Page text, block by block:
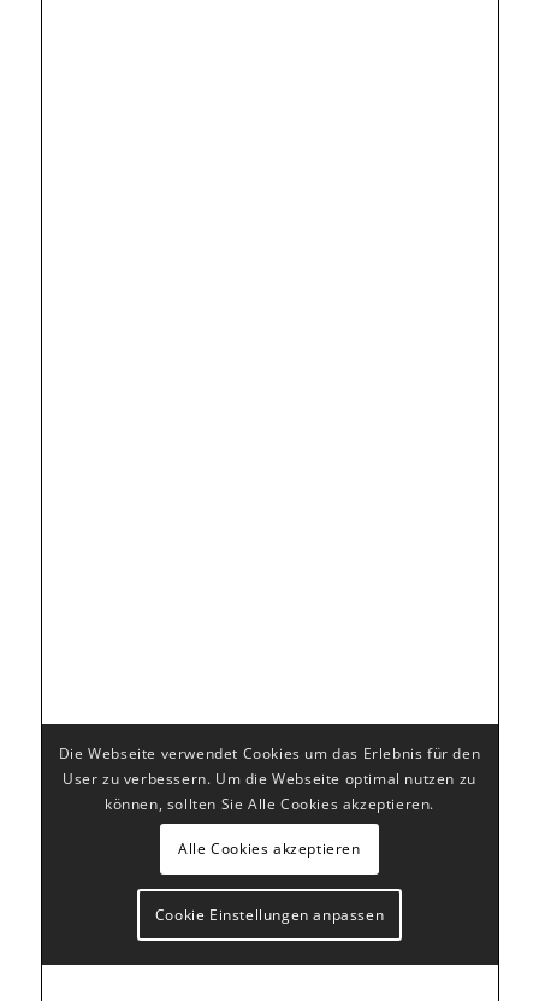
Die Webseite verwendet Cookies um das Erlebnis für den
User zu verbessern. Um die Webseite optimal nutzen zu
können, sollten Sie Alle Cookies akzeptieren.
Alle Cookies akzeptieren
Cookie Einstellungen anpassen